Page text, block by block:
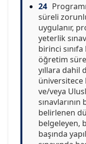
24
süreli
uygulanır,
yeterlik
birinci sınıfa
öğretim
yıllara dahil
üniversitece
ve/veya
belirlenen
belgeleyen,
başında